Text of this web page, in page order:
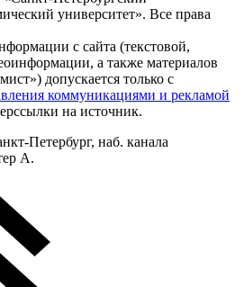
университет». Все права
с сайта (текстовой,
а также материалов
допускается только с
коммуникациями и рекламой
на источник.
Петербург, наб. канала
А.